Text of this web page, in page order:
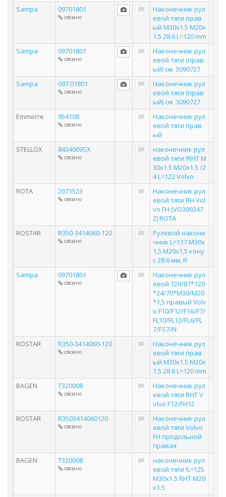
Sampa
09701801
связано
Наконечник рул
евой тяги прав
ый M30x1.5 M20x
1.5 28.6 L=120 mm
Sampa
09701801
связано
Наконечник рул
евой тяги (прав
ый) см. 3090727
Sampa
097.01801
связано
Наконечник рул
евой тяги (прав
ый) см. 3090727
Emmerre
954108
связано
Наконечник рул
евой тяги прав
ый
STELLOX
8434009SX
связано
наконечник рул
евой тяги !RHT M
30x1.5 M20x1.5 /2
4 L=122 Volvo
ROTA
2071523
связано
Наконечник рул
евой тяги RH Vol
vo FH (VO309247
2) ROTA
ROSTAR
R350-3414060-120
связано
Рулевой наконе
чник L=117 M30x
1,5 M20x1,5 кону
с 28.6 мм, R
Sampa
09701801
связано
Наконечник рул
евой 120/87*120
*24/70*M30/M20
*1,5 правый Volv
o F10/F12/F16/F7/
FL10/FL12/FL6/FL
7/FS7/N
ROSTAR
R350-3414060-120
связано
Наконечник рул
евой тяги прав
ый M30x1.5 M20x
1.5 28.6 L=120 mm
BAGEN
T320008
связано
Наконечник рул
евой тяги RHT V
olvo F12/FH12
ROSTAR
R3503414060120
связано
Наконечник рул
евой тяги Volvo
FH продольной
правая
BAGEN
T320008
связано
наконечник рул
евой тяги !L=125
M30x1.5 RHT M20
x1.5